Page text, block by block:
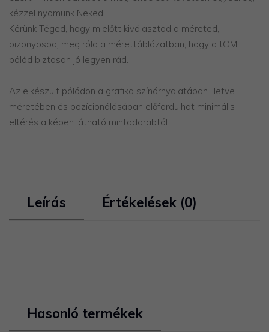
kézzel nyomunk Neked.
​Kérünk Téged, hogy mielőtt kiválasztod a méreted,
bizonyosodj meg róla a mérettáblázatban, hogy a tOM.
pólód biztosan jó legyen rád.
Az elkészült pólódon a grafika színárnyalatában illetve
méretében és pozícionálásában előfordulhat minimális
eltérés a képen látható mintadarabtól.
Leírás Értékelések (0)
Hasonló termékek